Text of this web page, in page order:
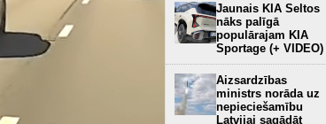
Jaunais KIA Seltos
nāks palīgā
populārajam KIA
Sportage (+ VIDEO)
Aizsardzības
ministrs norāda uz
nepieciešamību
Latvijai sagādāt